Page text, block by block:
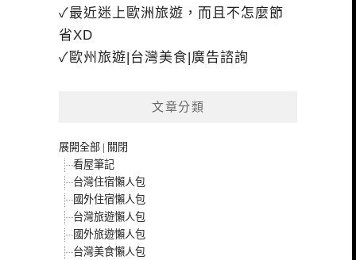
✓最近迷上歐洲旅遊，而且不怎麼節
省XD
✓歐州旅遊|台灣美食|廣告諮詢
文章分類
展開全部 | 關閉
看屋筆記
台灣住宿懶人包
國外住宿懶人包
台灣旅遊懶人包
國外旅遊懶人包
台灣美食懶人包